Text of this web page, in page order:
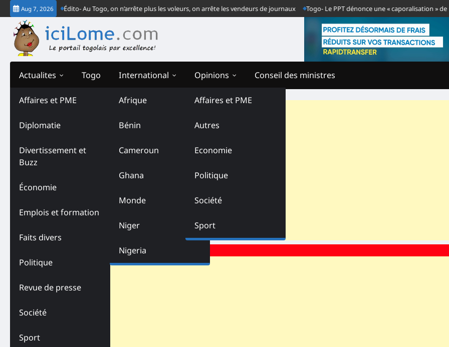
Skip
to
content
Aug 7, 2026
CEDEAO Édito- Au Togo, on n’arrête plus les voleurs, on arrête les vendeurs de journaux Togo- Le PPT dénonce une « caporalisation » de la
Actualites
Affaires et PME
Diplomatie
Divertissement et
Buzz
Économie
Emplois et formation
Faits divers
Politique
Revue de presse
Société
Sport
Togo International
Afrique
Bénin
Cameroun
Ghana
Monde
Niger
Nigeria
Opinions
Affaires et PME
Autres
Economie
Politique
Société
Sport
Conseil des ministres